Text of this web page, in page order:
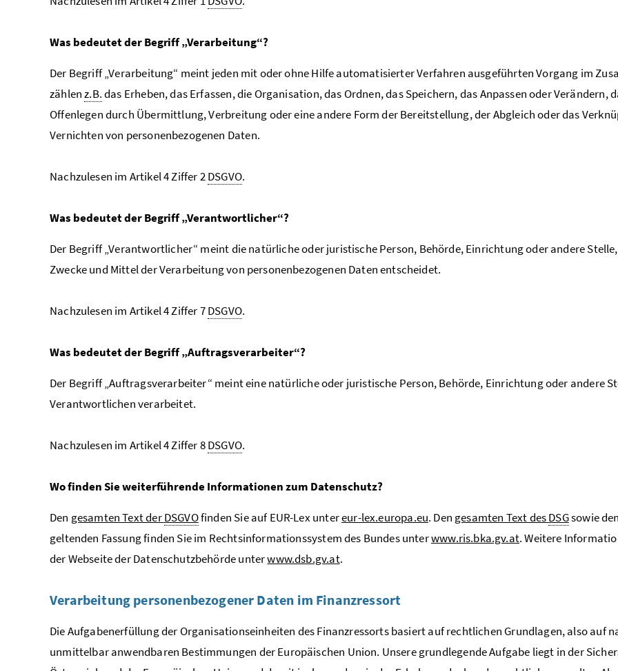
Was bedeutet der Begriff „Verarbeitung“?
Der Begriff „Verarbeitung“ meint jeden mit oder ohne Hilfe automatisierter Verfahren ausgeführten Vorgang im
zählenz.B.das Erheben, das Erfassen, die Organisation, das Ordnen, das Speichern, das Anpassen oder Verändern,
Offenlegen durch Übermittlung, Verbreitung oder eine andere Form der Bereitstellung, der Abgleich oder das
Vernichten von personenbezogenen Daten.
Nachzulesen im Artikel 4 Ziffer 2DSGVO.
Was bedeutet der Begriff „Verantwortlicher“?
Der Begriff „Verantwortlicher“ meint die natürliche oder juristische Person, Behörde, Einrichtung oder andere
Zwecke und Mittel der Verarbeitung von personenbezogenen Daten entscheidet.
Nachzulesen im Artikel 4 Ziffer 7DSGVO.
Was bedeutet der Begriff „Auftragsverarbeiter“?
Der Begriff „Auftragsverarbeiter“ meint eine natürliche oder juristische Person, Behörde, Einrichtung oder andere
Verantwortlichen verarbeitet.
Nachzulesen im Artikel 4 Ziffer 8DSGVO.
Wo finden Sie weiterführende Informationen zum Datenschutz?
Den gesamten Text derDSGVOfinden Sie auf EUR-Lex untereur-lex.europa.eu. Den gesamten Text desDSGsowie den
geltenden Fassung finden Sie im Rechtsinformationssystem des Bundes unterwww.ris.bka.gv.at. Weitere
der Webseite der Datenschutzbehörde unterwww.dsb.gv.at.
Verarbeitung personenbezogener Daten im Finanzressort
Die Aufgabenerfüllung der Organisationseinheiten des Finanzressorts basiert auf rechtlichen Grundlagen, also auf
unmittelbar anwendbaren Bestimmungen der Europäischen Union. Unsere grundlegende Aufgabe liegt in der